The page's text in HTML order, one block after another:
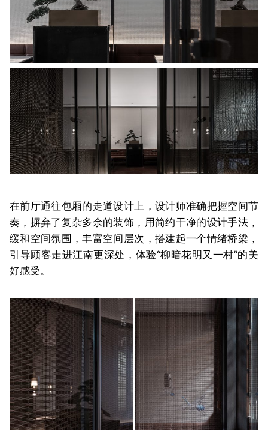
在前厅通往包厢的走道设计上，设计师准确把握空间节
奏，摒弃了复杂多余的装饰，用简约干净的设计手法，
缓和空间氛围，丰富空间层次，搭建起一个情绪桥梁，
引导顾客走进江南更深处，体验“柳暗花明又一村”的美
好感受。